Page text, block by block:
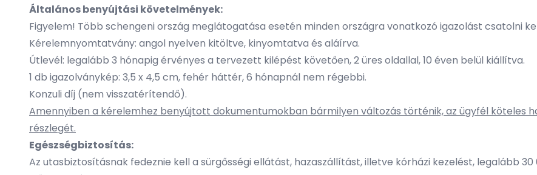
Általános benyújtási követelmények:
Figyelem! Több schengeni ország meglátogatása esetén minden országra vonatkozó igazolást csatolni
Kérelemnyomtatvány: angol nyelven kitöltve, kinyomtatva és aláírva.
Útlevél: legalább 3 hónapig érvényes a tervezett kilépést követően, 2 üres oldallal, 10 éven belül kiállítva.
1 db igazolványkép: 3,5 x 4,5 cm, fehér háttér, 6 hónapnál nem régebbi.
Konzuli díj (nem visszatérítendő).
Amennyiben a kérelemhez benyújtott dokumentumokban bármilyen változás történik, az ügyfél köteles
részlegét.
Egészségbiztosítás:
Az utasbiztosításnak fedeznie kell a sürgősségi ellátást, hazaszállítást, illetve kórházi kezelést, legalább